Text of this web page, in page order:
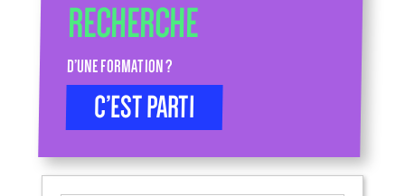
RECHERCHE
D’UNE FORMATION ?
C’EST PARTI